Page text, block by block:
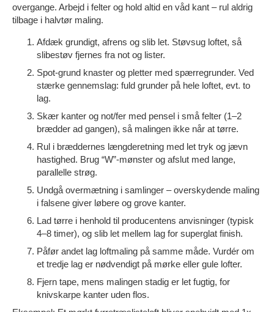
overgange. Arbejd i felter og hold altid en våd kant – rul aldrig
tilbage i halvtør maling.
Afdæk grundigt, afrens og slib let. Støvsug loftet, så
slibestøv fjernes fra not og lister.
Spot-grund knaster og pletter med spærregrunder. Ved
stærke gennemslag: fuld grunder på hele loftet, evt. to
lag.
Skær kanter og not/fer med pensel i små felter (1–2
brædder ad gangen), så malingen ikke når at tørre.
Rul i bræddernes længderetning med let tryk og jævn
hastighed. Brug “W”-mønster og afslut med lange,
parallelle strøg.
Undgå overmætning i samlinger – overskydende maling
i falsene giver løbere og grove kanter.
Lad tørre i henhold til producentens anvisninger (typisk
4–8 timer), og slib let mellem lag for superglat finish.
Påfør andet lag loftmaling på samme måde. Vurdér om
et tredje lag er nødvendigt på mørke eller gule lofter.
Fjern tape, mens malingen stadig er let fugtig, for
knivskarpe kanter uden flos.